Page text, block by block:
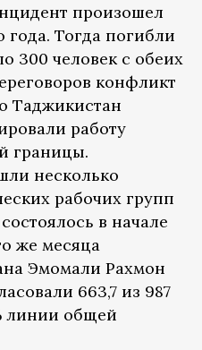
произошел
года. Тогда погибли
300 человек с обеих
конфликт
Таджикистан
работу
границы.
несколько
рабочих групп
в начале
же месяца
Эмомали Рахмон
663,7 из 987
линии общей